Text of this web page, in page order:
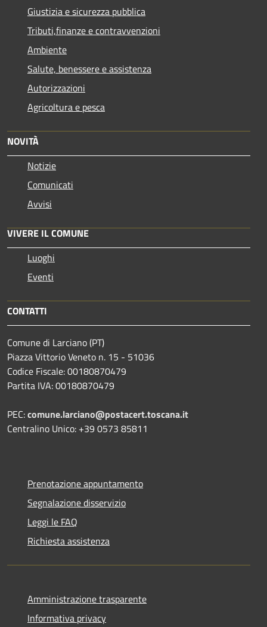
Giustizia e sicurezza pubblica
Tributi,finanze e contravvenzioni
Ambiente
Salute, benessere e assistenza
Autorizzazioni
Agricoltura e pesca
NOVITÀ
Notizie
Comunicati
Avvisi
VIVERE IL COMUNE
Luoghi
Eventi
CONTATTI
Comune di Larciano (PT)
Piazza Vittorio Veneto n. 15 - 51036
Codice Fiscale: 00180870479
Partita IVA: 00180870479
PEC:comune.larciano@postacert.toscana.it
Centralino Unico: +39 0573 85811
Prenotazione appuntamento
Segnalazione disservizio
Leggi le FAQ
Richiesta assistenza
Amministrazione trasparente
Informativa privacy